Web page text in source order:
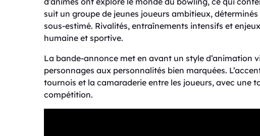
suit un groupe de jeunes joueurs ambitieux,
sous-estimé. Rivalités, entraînements intensifs et
humaine et sportive.
La bande-annonce met en avant un style d’animation
personnages aux personnalités bien marquées.
tournois et la camaraderie entre les joueurs, avec une
compétition.